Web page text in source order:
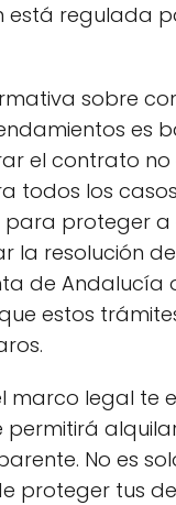
está regulada
sobre
es
el contrato no
todos los
para proteger
la resolución
de Andalucía
estos
marco legal te
permitirá
No es
proteger tus